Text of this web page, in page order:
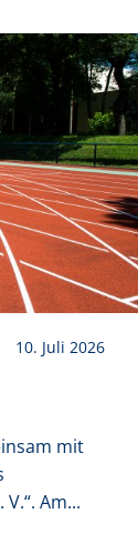
10. Juli 2026
mit
Am...